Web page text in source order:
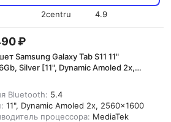
2centru
4.9
₽
Samsung Galaxy Tab S11 11"
Silver [11", Dynamic Amoled 2x,
Bluetooth: 5.4
11", Dynamic Amoled 2x, 2560x1600
процессора: MediaTek